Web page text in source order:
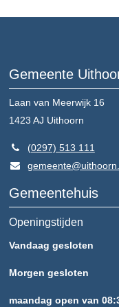
Gemeente
Laan van Meerwijk 16
1423 AJ Uithoorn
(0297) 513 111
Gemeentehuis
Openingstijden
Vandaag gesloten
Morgen gesloten
maandag open van